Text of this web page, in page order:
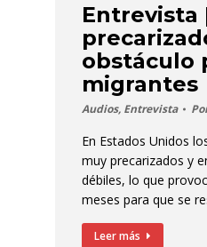
Entrevista
obstáculo
migrantes
Audios, Entrevista
En Estados Unidos
muy precarizados y
débiles, lo que
meses para que se
Leer más